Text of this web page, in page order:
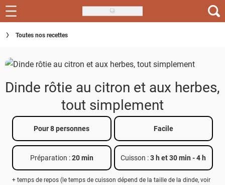
Skip
to
main
Recettes
Inspirations
Menu de la semaine
Actus
Téléchargez l'app Saveurs Recettes
Index des recettes
Toutes nos recettes
Dinde rôtie au citron et aux herbes,
tout simplement
Pour 8 personnes Facile
Préparation :20 min Cuisson :3 h et 30 min -4 h
+ temps de repos (le temps de cuisson dépend de la taille de la dinde, voir